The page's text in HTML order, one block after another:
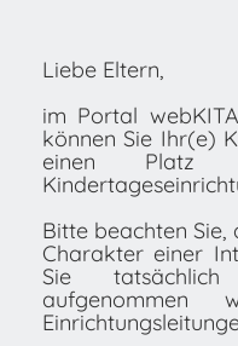
Liebe Eltern,
im Portal
können Sie Ihr(e)
einen Platz
Bitte beachten
Charakter einer
Sie
aufgenommen